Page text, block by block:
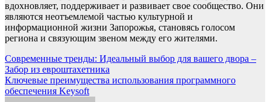
вдохновляет, поддерживает и развивает свое сообщество. Они
являются неотъемлемой частью культурной и
информационной жизни Запорожья, становясь голосом
региона и связующим звеном между его жителями.
Навигация
по
записям
Современные тренды: Идеальный выбор для вашего двора –
Забор из евроштахетника
Ключевые преимущества использования программного
обеспечения Keysoft